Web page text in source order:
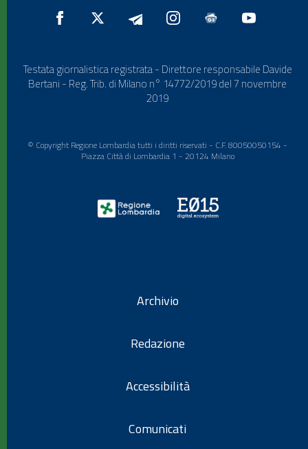
Testata giornalistica registrata - Direttore responsabile Davide
Bertani - Reg. Trib. di Milano n° 14772/2019 del 7 novembre
2019
© Copyright Regione Lombardia tutti i diritti riservati - C.F. 80050050154 -
Piazza Città di Lombardia 1 - 20124 Milano
Archivio
Redazione
Accessibilità
Comunicati